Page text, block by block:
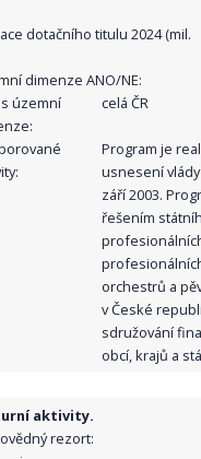
dotačního titulu 2024 (mil.
dimenze ANO/NE:
územní
celá ČR
Program je
usnesení
září 2003.
řešením
orchestrů a
v České
sdružování
obcí, krajů a
aktivity.
rezort: